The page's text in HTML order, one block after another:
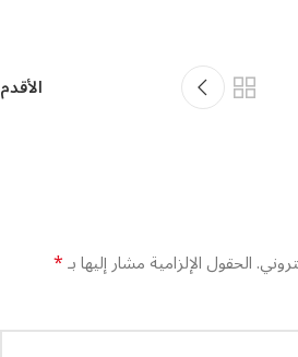
الأقدم
الحقول الإلزامية مشار إليها بـ*